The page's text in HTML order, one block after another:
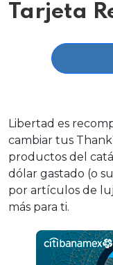
Tarjeta
Libertad es
cambiar tus
productos del
dólar gastado (o
por artículos de
más para ti.